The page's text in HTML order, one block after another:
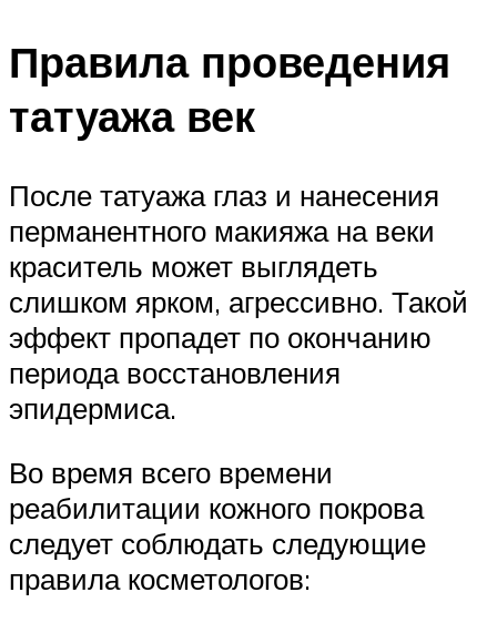
Правила проведения
татуажа век
После татуажа глаз и нанесения
перманентного макияжа на веки
краситель может выглядеть
слишком ярком, агрессивно. Такой
эффект пропадет по окончанию
периода восстановления
эпидермиса.
Во время всего времени
реабилитации кожного покрова
следует соблюдать следующие
правила косметологов: